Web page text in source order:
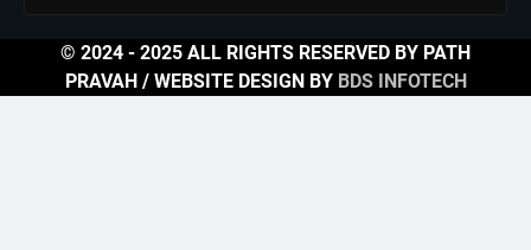
© 2024 - 2025 ALL RIGHTS RESERVED BY PATH
PRAVAH / WEBSITE DESIGN BY BDS INFOTECH